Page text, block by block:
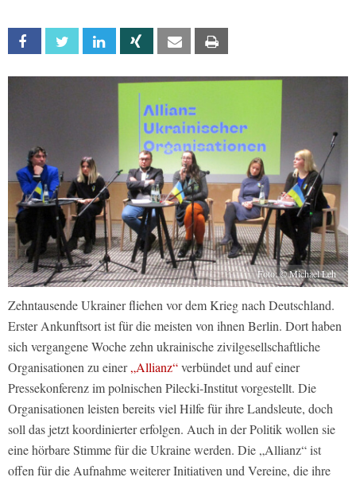
Facebook Twitter Linkedin Xing Email
Foto: © Michael Leh
Zehntausende Ukrainer fliehen vor dem Krieg nach Deutschland.
Erster Ankunftsort ist für die meisten von ihnen Berlin. Dort haben
sich vergangene Woche zehn ukrainische zivilgesellschaftliche
Organisationen zu einer„Allianz“verbündet und auf einer
Pressekonferenz im polnischen Pilecki-Institut vorgestellt. Die
Organisationen leisten bereits viel Hilfe für ihre Landsleute, doch
soll das jetzt koordinierter erfolgen. Auch in der Politik wollen sie
eine hörbare Stimme für die Ukraine werden. Die „Allianz“ ist
offen für die Aufnahme weiterer Initiativen und Vereine, die ihre